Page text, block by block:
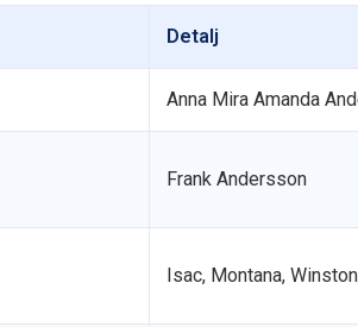
Detalj
Anna Mira Amanda
Frank Andersson
Isac, Montana,